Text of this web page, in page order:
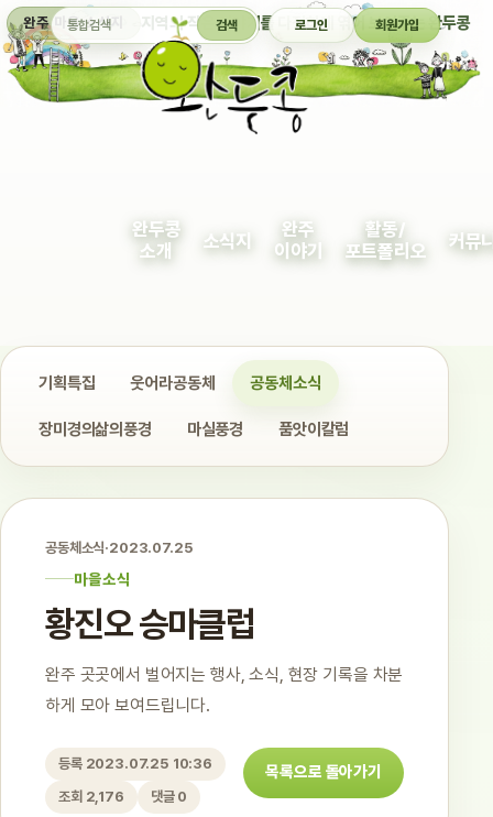
완주 마을 소식지 지역의 작은 이야기를 다정하게 엮어 보여주는 완두콩
통합검색 검색 로그인 회원가입
완두콩
소개
소식지
완주
이야기
활동/
포트폴리오
커뮤
기획특집 웃어라공동체 공동체소식
장미경의삶의풍경 마실풍경 품앗이칼럼
공동체소식·2023.07.25
마을소식
황진오 승마클럽
완주 곳곳에서 벌어지는 행사, 소식, 현장 기록을 차분
하게 모아 보여드립니다.
등록 2023.07.25 10:36
조회 2,176
댓글 0
목록으로 돌아가기